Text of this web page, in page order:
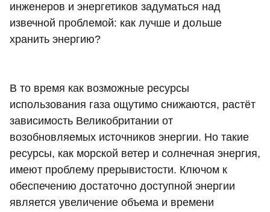
инженеров и энергетиков задуматься над
извечной проблемой: как лучше и дольше
хранить энергию?
В то время как возможные ресурсы
использования газа ощутимо снижаются, растёт
зависимость Великобритании от
возобновляемых источников энергии. Но такие
ресурсы, как морской ветер и солнечная энергия,
имеют проблему прерывистости. Ключом к
обеспечению достаточно доступной энергии
является увеличение объема и времени